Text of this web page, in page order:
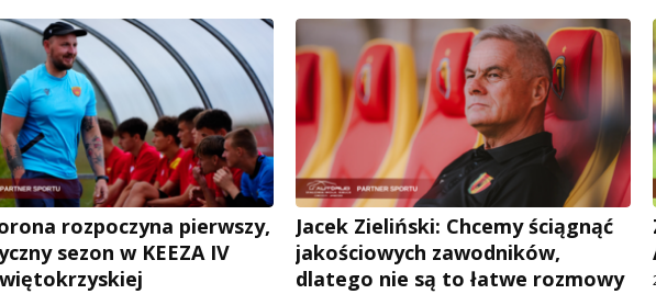
rozpoczyna pierwszy,
sezon w KEEZA IV
Jacek Zieliński: Chcemy ściągnąć
jakościowych zawodników,
dlatego nie są to łatwe rozmowy